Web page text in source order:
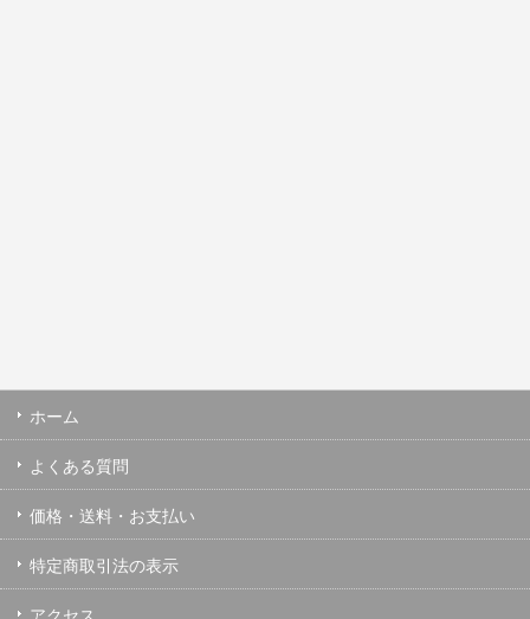
ホーム
よくある質問
価格・送料・お支払い
特定商取引法の表示
アクセス